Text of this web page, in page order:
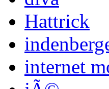
Hattrick
internet